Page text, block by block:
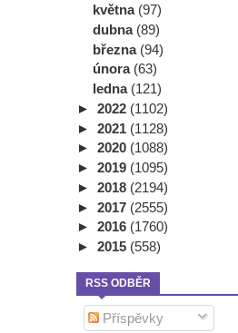
května (97)
dubna (89)
března (94)
února (63)
ledna (121)
► 2022 (1102)
► 2021 (1128)
► 2020 (1088)
► 2019 (1095)
► 2018 (2194)
► 2017 (2555)
► 2016 (1760)
► 2015 (558)
RSS ODBĚR
Příspěvky